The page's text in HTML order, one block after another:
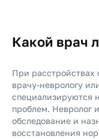
Какой врач
При расстройствах
врачу-неврологу
специализируются
проблем. Невролог
обследование и
восстановления